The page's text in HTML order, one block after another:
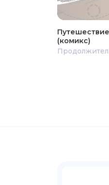
(комикс)